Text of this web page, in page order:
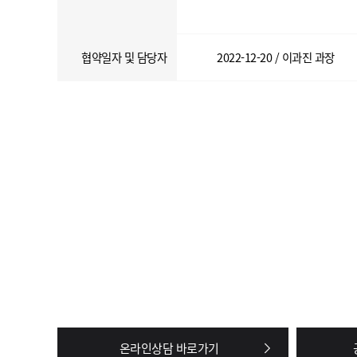
협약일자 및 담당자 2022-12-20 / 이과진 과장
온라인상담 바로가기